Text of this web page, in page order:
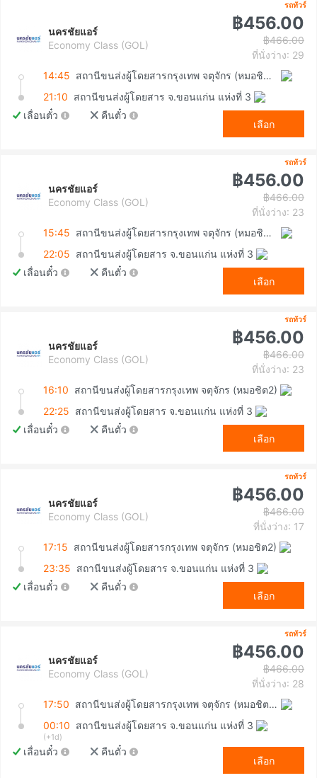
รถทัวร์
นครชัยแอร์
Economy Class (GOL)
฿456.00
฿466.00
ที่นั่งว่าง: 29
14:45
สถานีขนส่งผู้โดยสารกรุงเทพ จตุจักร (หมอชิต2)
21:10 สถานีขนส่งผู้โดยสาร จ.ขอนแก่น แห่งที่ 3
เลื่อนตั๋ว
คืนตั๋ว
เลือก
รถทัวร์
นครชัยแอร์
Economy Class (GOL)
฿456.00
฿466.00
ที่นั่งว่าง: 23
15:45
สถานีขนส่งผู้โดยสารกรุงเทพ จตุจักร (หมอชิต2)
22:05 สถานีขนส่งผู้โดยสาร จ.ขอนแก่น แห่งที่ 3
เลื่อนตั๋ว
คืนตั๋ว
เลือก
รถทัวร์
นครชัยแอร์
Economy Class (GOL)
฿456.00
฿466.00
ที่นั่งว่าง: 23
16:10 สถานีขนส่งผู้โดยสารกรุงเทพ จตุจักร (หมอชิต2)
22:25 สถานีขนส่งผู้โดยสาร จ.ขอนแก่น แห่งที่ 3
เลื่อนตั๋ว
คืนตั๋ว
เลือก
รถทัวร์
นครชัยแอร์
Economy Class (GOL)
฿456.00
฿466.00
ที่นั่งว่าง: 17
17:15 สถานีขนส่งผู้โดยสารกรุงเทพ จตุจักร (หมอชิต2)
23:35 สถานีขนส่งผู้โดยสาร จ.ขอนแก่น แห่งที่ 3
เลื่อนตั๋ว
คืนตั๋ว
เลือก
รถทัวร์
นครชัยแอร์
Economy Class (GOL)
฿456.00
฿466.00
ที่นั่งว่าง: 28
17:50
สถานีขนส่งผู้โดยสารกรุงเทพ จตุจักร (หมอชิต2)
00:10 สถานีขนส่งผู้โดยสาร จ.ขอนแก่น แห่งที่ 3
(+1d)
เลื่อนตั๋ว คืนตั๋ว
เลือก